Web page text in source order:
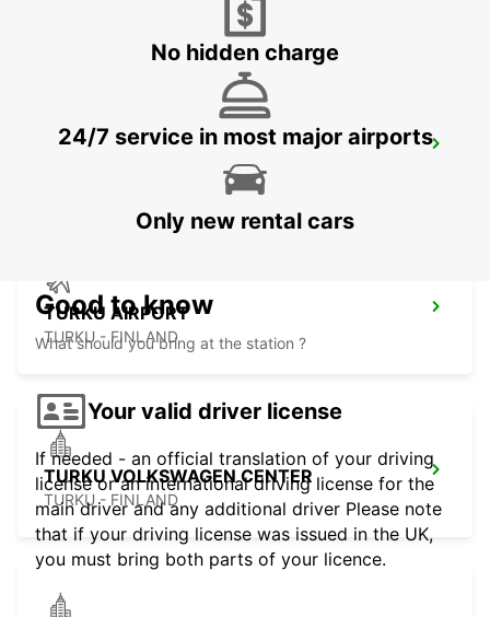
TAMPERE CITY
TURKU AIRPORT
TURKU - FINLAND
TURKU VOLKSWAGEN CENTER
TURKU - FINLAND
No hidden charge
24/7 service in most major airports
Only new rental cars
Good to know
What should you bring at the station ?
Your valid driver license
If needed - an official translation of your driving
license or an international driving license for the
main driver and any additional driver Please note
that if your driving license was issued in the UK,
you must bring both parts of your licence.